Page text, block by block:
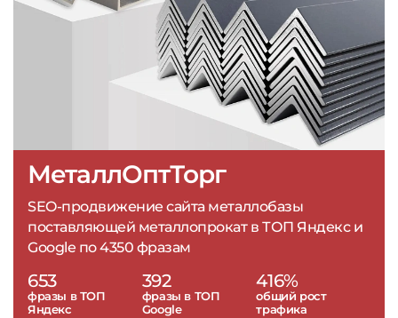
МеталлОптТорг
SEO-продвижение сайта металлобазы
поставляющей металлопрокат в ТОП Яндекс и
Google по 4350 фразам
653
фразы в ТОП
Яндекс
392
фразы в ТОП
Google
416%
общий рост
трафика